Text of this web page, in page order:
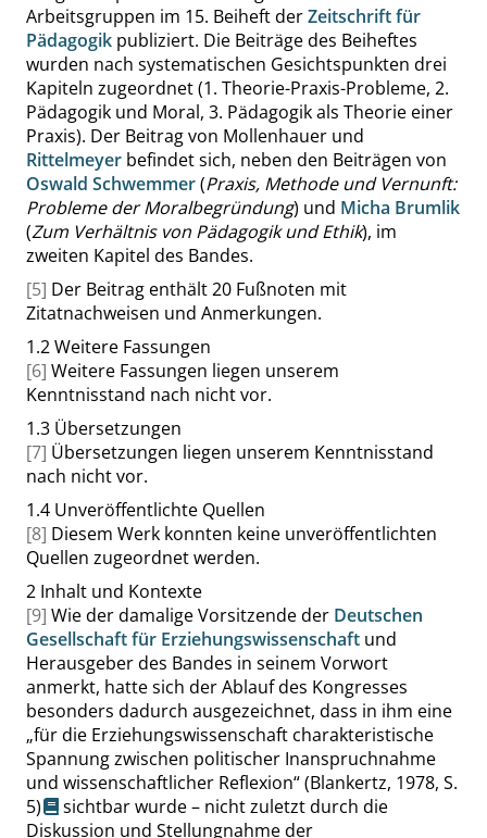
Arbeitsgruppen im 15. Beiheft derZeitschrift für
Pädagogik publiziert. Die Beiträge des Beiheftes
wurden nach systematischen Gesichtspunkten drei
Kapiteln zugeordnet (1. Theorie-Praxis-Probleme, 2.
Pädagogik und Moral, 3. Pädagogik als Theorie einer
Praxis). Der Beitrag von Mollenhauer und
Rittelmeyer befindet sich, neben den Beiträgen von
Oswald Schwemmer(Praxis, Methode und Vernunft:
Probleme der Moralbegründung) und Micha Brumlik
(Zum Verhältnis von Pädagogik und Ethik), im
zweiten Kapitel des Bandes.
[5] Der Beitrag enthält 20 Fußnoten mit
Zitatnachweisen und Anmerkungen.
1.2Weitere Fassungen
[6] Weitere Fassungen liegen unserem
Kenntnisstand nach nicht vor.
1.3 Übersetzungen
[7] Übersetzungen liegen unserem Kenntnisstand
nach nicht vor.
1.4 Unveröffentlichte Quellen
[8] Diesem Werk konnten keine unveröffentlichten
Quellen zugeordnet werden.
2 Inhalt und Kontexte
[9] Wie der damalige Vorsitzende der Deutschen
Gesellschaft für Erziehungswissenschaft und
Herausgeber des Bandes in seinem Vorwort
anmerkt, hatte sich der Ablauf des Kongresses
besonders dadurch ausgezeichnet, dass in ihm eine
„für die Erziehungswissenschaft charakteristische
Spannung zwischen politischer Inanspruchnahme
und wissenschaftlicher Reflexion“(Blankertz, 1978, S.
5)
sichtbar wurde – nicht zuletzt durch die
Diskussion und Stellungnahme der